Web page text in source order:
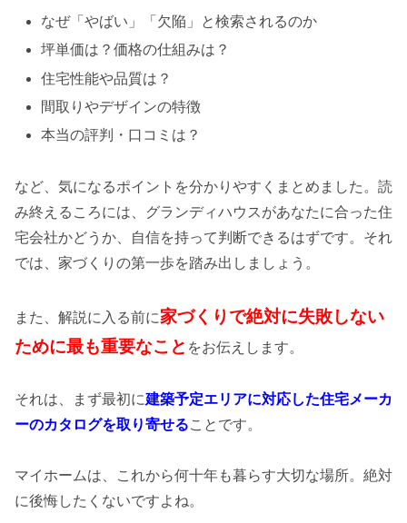
なぜ「やばい」「欠陥」と検索されるのか
坪単価は？価格の仕組みは？
住宅性能や品質は？
間取りやデザインの特徴
本当の評判・口コミは？
など、気になるポイントを分かりやすくまとめました。読
み終えるころには、グランディハウスがあなたに合った住
宅会社かどうか、自信を持って判断できるはずです。それ
では、家づくりの第一歩を踏み出しましょう。
また、解説に入る前に家づくりで絶対に失敗しない
ために最も重要なこと をお伝えします。
それは、まず最初に建築予定エリアに対応した住宅メーカ
ーのカタログを取り寄せることです。
マイホームは、これから何十年も暮らす大切な場所。絶対
に後悔したくないですよね。